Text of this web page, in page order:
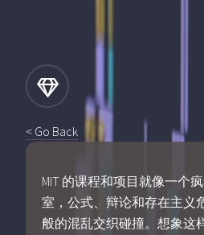
< Go Back
MIT 的课程和项目就像一个
室，公式、辩论和存在主义
般的混乱交织碰撞。想象这